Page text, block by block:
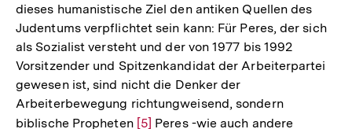
der
Fußnote
dieses humanistische Ziel den antiken Quellen des
Judentums verpflichtet sein kann: Für Peres, der sich
als Sozialist versteht und der von 1977 bis 1992
Vorsitzender und Spitzenkandidat der Arbeiterpartei
gewesen ist, sind nicht die Denker der
Arbeiterbewegung richtungweisend, sondern
biblische Propheten Zur
[5] Peres -wie auch andere